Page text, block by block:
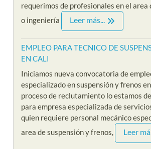
requerimos de profesionales en el
o ingeniería
Leer más...
EMPLEO PARA TECNICO DE
EN CALI
Iniciamos nueva convocatoria de
especializado en suspensión y frenos
proceso de reclutamiento lo estamos
para empresa especializada de
quien requiere personal mecánico
area de suspensión y frenos,
Leer